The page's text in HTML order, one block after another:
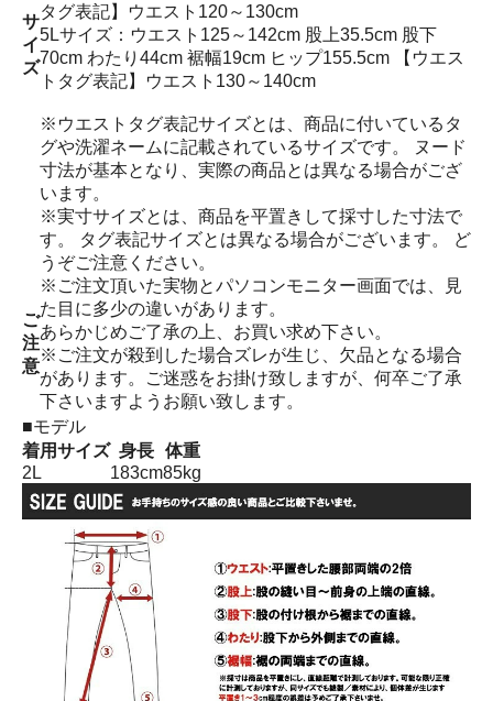
サ
イ
ズ
タグ表記】ウエスト120～130cm
5Lサイズ：ウエスト125～142cm 股上35.5cm 股下
70cm わたり44cm 裾幅19cm ヒップ155.5cm 【ウエス
トタグ表記】ウエスト130～140cm
※ウエストタグ表記サイズとは、商品に付いているタ
グや洗濯ネームに記載されているサイズです。 ヌード
寸法が基本となり、実際の商品とは異なる場合がござ
います。
※実寸サイズとは、商品を平置きして採寸した寸法で
す。 タグ表記サイズとは異なる場合がございます。 ど
うぞご注意ください。
ご
注
意
※ご注文頂いた実物とパソコンモニター画面では、見
た目に多少の違いがあります。
あらかじめご了承の上、お買い求め下さい。
※ご注文が殺到した場合ズレが生じ、欠品となる場合
があります。ご迷惑をお掛け致しますが、何卒ご了承
下さいますようお願い致します。
■モデル
着用サイズ 身長 体重
2L
183cm85kg